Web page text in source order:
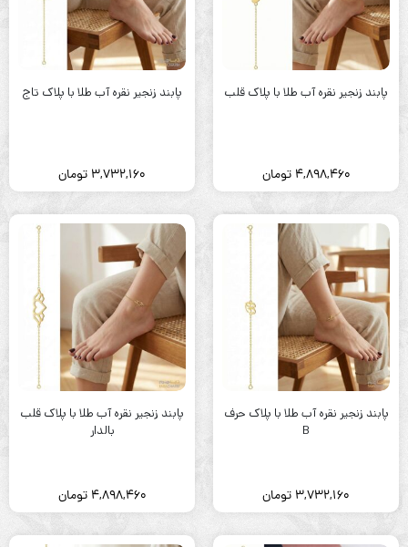
پابند زنجیر نقره آب طلا با پلاک قلب
4,898,460 تومان
پابند زنجیر نقره آب طلا با پلاک تاج
3,732,160 تومان
پابند زنجیر نقره آب طلا با پلاک حرف
B
3,732,160 تومان
پابند زنجیر نقره آب طلا با پلاک قلب
بالدار
4,898,460 تومان